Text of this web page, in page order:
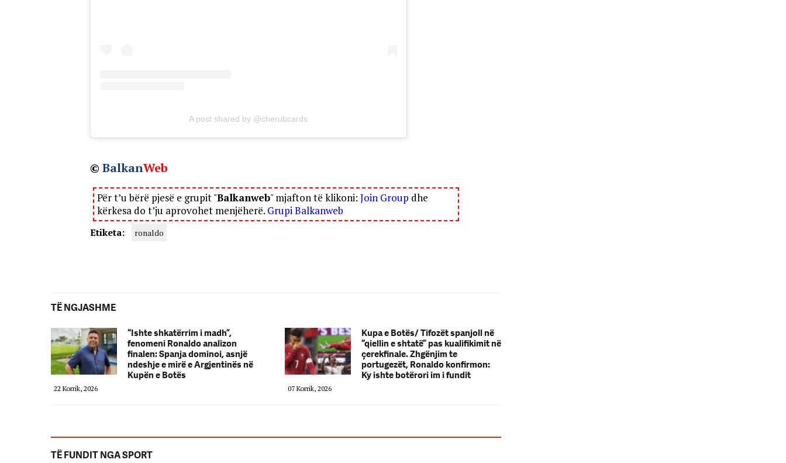
A post shared by @cherubcards
© BalkanWeb
Për t’u bërë pjesë e grupit "Balkanweb" mjafton të klikoni: Join Group dhe
kërkesa do t’ju aprovohet menjëherë. Grupi Balkanweb
Etiketa: ronaldo
TË NGJASHME
“Ishte shkatërrim i madh”,
fenomeni Ronaldo analizon
finalen: Spanja dominoi, asnjë
ndeshje e mirë e Argjentinës në
Kupën e Botës
22 Korrik, 2026
Kupa e Botës/ Tifozët spanjoll në
“qiellin e shtatë” pas kualifikimit në
çerekfinale. Zhgënjim te
portugezët, Ronaldo konfirmon:
Ky ishte botërori im i fundit
07 Korrik, 2026
TË FUNDIT NGA SPORT